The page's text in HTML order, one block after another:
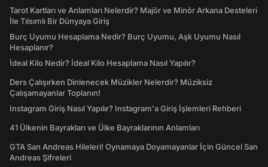
Tarot Kartları ve Anlamları Nelerdir? Majör ve Minör Arkana Desteleri
İle Tılsımlı Bir Dünyaya Giriş
Burç Uyumu Hesaplama Nedir? Burç Uyumu, Aşk Uyumu Nasıl
Hesaplanır?
İdeal Kilo Nedir? İdeal Kilo Hesaplama Nasıl Yapılır?
Ders Çalışırken Dinlenecek Müzikler Nelerdir? Müziksiz
Çalışamayanlar Toplanın!
Instagram Giriş Nasıl Yapılır? Instagram'a Giriş İşlemleri Rehberi
41 Ülkenin Bayrakları ve Ülke Bayraklarının Anlamları
GTA San Andreas Hileleri! Oynamaya Doyamayanlar İçin Güncel San
Andreas Şifreleri